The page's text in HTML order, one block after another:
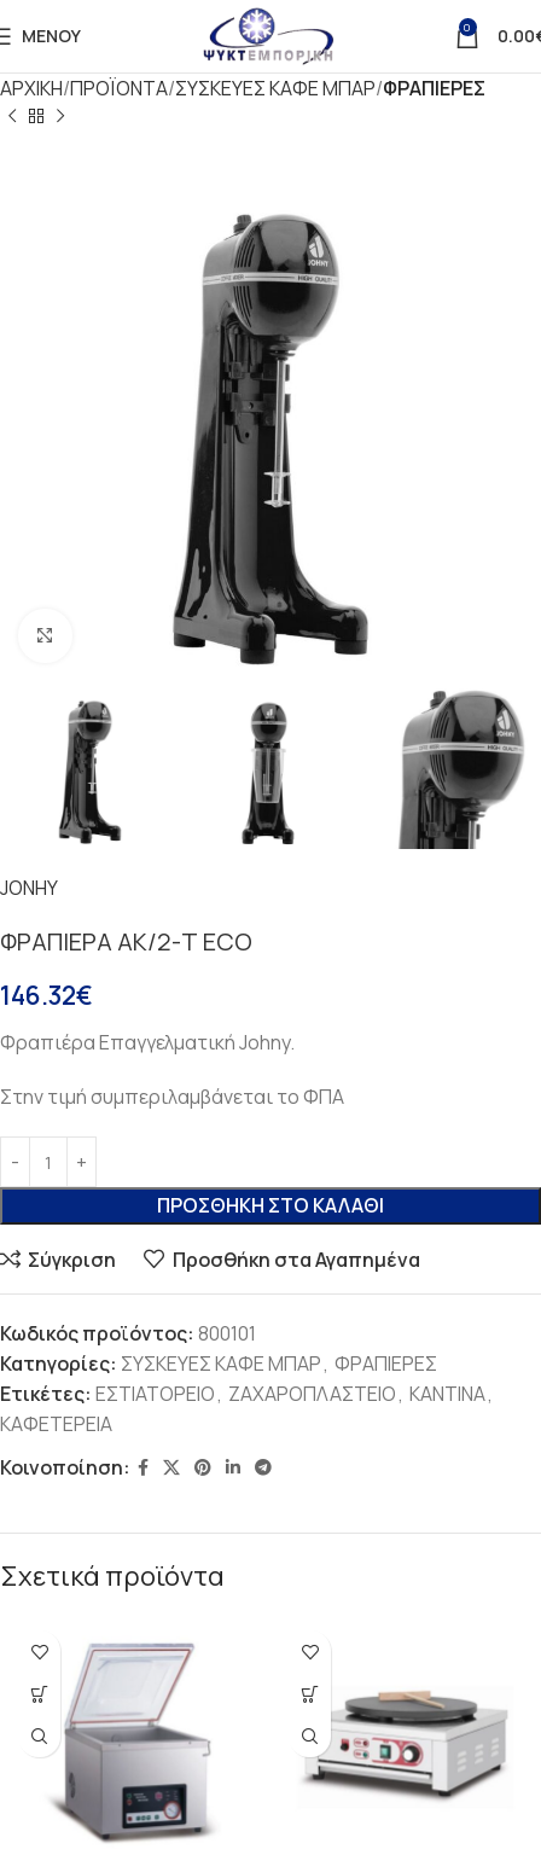
ΜΕΝΟΎ 0 0.00
ΑΡΧΙΚΗ ΠΡΟΪΟΝΤΑ ΣΥΣΚΕΥΕΣ ΚΑΦΕ ΜΠΑΡ ΦΡΑΠΙΕΡΕΣ
Κάντε κλικ για μεγέθυνση
JONHY
ΦΡΑΠΙΕΡΑ ΑΚ/2-Τ ECO
146.32€
Φραπιέρα Επαγγελματική Johny.
Στην τιμή συμπεριλαμβάνεται το ΦΠΑ
ΠΡΟΣΘΉΚΗ ΣΤΟ ΚΑΛΆΘΙ
Σύγκριση Προσθήκη στα Αγαπημένα
Κωδικός προϊόντος: 800101
Κατηγορίες: ΣΥΣΚΕΥΕΣ ΚΑΦΕ ΜΠΑΡ, ΦΡΑΠΙΕΡΕΣ
Ετικέτες: ΕΣΤΙΑΤΟΡΕΙΟ, ΖΑΧΑΡΟΠΛΑΣΤΕΙΟ, ΚΑΝΤΙΝΑ,
ΚΑΦΕΤΕΡΕΙΑ
Κοινοποίηση:
Σχετικά προϊόντα